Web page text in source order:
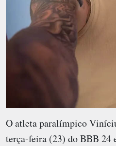
O atleta paralímpico
terça-feira (23) do BBB 24